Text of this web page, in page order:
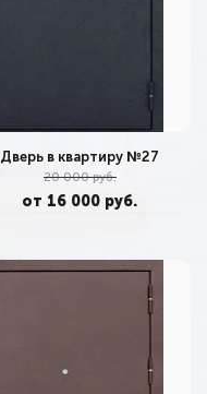
Дверь в квартиру №27
20 000 руб.
от 16 000 руб.